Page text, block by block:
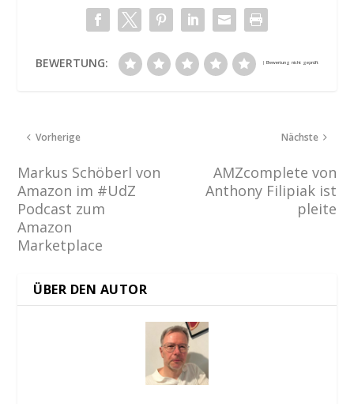
BEWERTUNG:
Vorherige
Markus Schöberl von
Amazon im #UdZ
Podcast zum
Amazon
Marketplace
Nächste
AMZcomplete von
Anthony Filipiak ist
pleite
ÜBER DEN AUTOR